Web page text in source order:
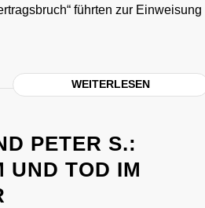
führten zur Einweisung
WEITERLESEN
PETER S.:
UND TOD IM